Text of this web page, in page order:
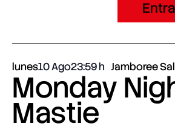
lunes10 Ago23:59 Jamboree
Monday
Mastie